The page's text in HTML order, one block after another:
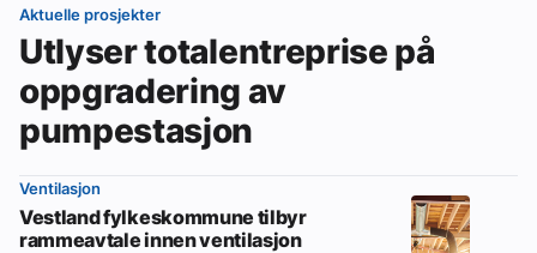
Aktuelle prosjekter
Utlyser totalentreprise på
oppgradering av
pumpestasjon
Ventilasjon
Vestland fylkeskommune tilbyr
rammeavtale innen ventilasjon